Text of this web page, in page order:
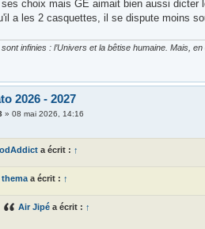
choix mais GE aimait bien aussi dicter
a les 2 casquettes, il se dispute moins
infinies : l’Univers et la bêtise humaine. Mais,
2026 - 2027
»08 mai 2026, 14:16
a écrit : ↑
thema a écrit : ↑
Air Jipé a écrit : ↑